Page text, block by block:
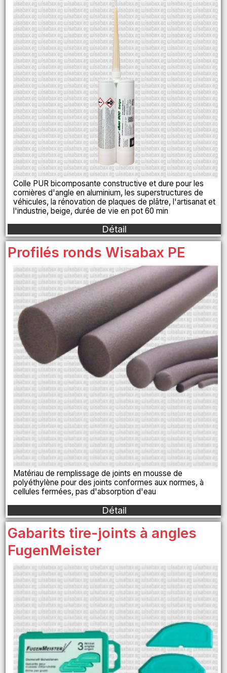
Colle PUR bicomposante constructive et dure pour les
cornières d'angle en aluminium, les superstructures de
véhicules, la rénovation de plaques de plâtre, l'artisanat et
l'industrie, beige, durée de vie en pot 60 min
Détail
Profilés ronds Wisabax PE
Matériau de remplissage de joints en mousse de
polyéthylène pour des joints conformes aux normes, à
cellules fermées, pas d'absorption d'eau
Détail
Gabarits tire-joints à angles
FugenMeister